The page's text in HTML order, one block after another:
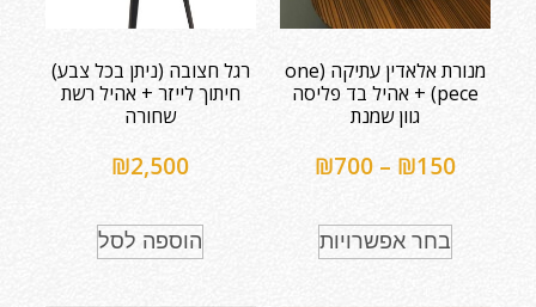
מנורת אלאדין עתיקה (one
pece) + אהיל בד פליסה
גוון שמנת
₪150
–
₪700
בחר אפשרויות
רגל חצובה (ניתן בכל צבע)
חיתוך לייזר + אהיל רשת
שחורה
₪2,500
הוספה לסל